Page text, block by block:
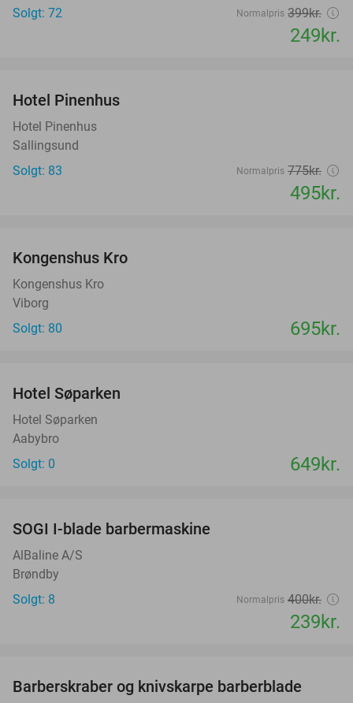
Solgt: 72
Normalpris 399kr.
249kr.
Hotel Pinenhus
Hotel Pinenhus
Sallingsund
Solgt: 83
Normalpris 775kr.
495kr.
Kongenshus Kro
Kongenshus Kro
Viborg
Solgt: 80
695kr.
Hotel Søparken
Hotel Søparken
Aabybro
Solgt: 0
649kr.
SOGI I-blade barbermaskine
AlBaline A/S
Brøndby
Solgt: 8
Normalpris 400kr.
239kr.
Barberskraber og knivskarpe barberblade